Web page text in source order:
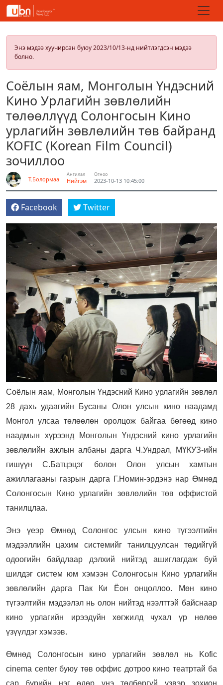
Энэ мэдээ хуучирсан буюу 2023/10/13-нд нийтлэгдсэн мэдээ
болно.
Соёлын яам, Монголын Үндэсний
Кино Урлагийн зөвлөлийн
төлөөллүүд Солонгосын Кино
урлагийн зөвлөлийн төв байранд
KOFIC (Korean Film Council)
зочиллоо
Т.Болормаа
Ангилал
Нийгэм
Огноо
2023-10-13 10:45:00
Facebook Twitter
Соёлын яам, Монголын Үндэсний Кино урлагийн зөвлөл
28 дахь удаагийн Бусаны Олон улсын кино наадамд
Монгол улсаа төлөөлөн оролцож байгаа бөгөөд кино
наадмын хүрээнд Монголын Үндэсний кино урлагийн
зөвлөлийн ажлын албаны дарга Ч.Ундрал, МҮКУЗ-ийн
гишүүн С.Батцэцэг болон Олон улсын хамтын
ажиллагааны газрын дарга Г.Номин-эрдэнэ нар Өмнөд
Солонгосын Кино урлагийн зөвлөлийн төв оффистой
танилцлаа.
Энэ үеэр Өмнөд Солонгос улсын кино түгээлтийн
мэдээллийн цахим системийг танилцуулсан төдийгүй
одоогийн байдлаар дэлхий нийтэд ашиглагдаж буй
шилдэг систем юм хэмээн Солонгосын Кино урлагийн
зөвлөлийн дарга Пак Ки Ёон онцоллоо. Мөн кино
түгээлтийн мэдээлэл нь олон нийтэд нээлттэй байснаар
кино урлагийн ирээдүйн хөгжилд чухал үр нөлөө
үзүүлдэг хэмээв.
Өмнөд Солонгосын кино урлагийн зөвлөл нь Kofic
cinema center буюу төв оффис дотроо кино театртай ба
сар бүрийн нэг өдөр үнэ төлбөргүй үзвэр зохион